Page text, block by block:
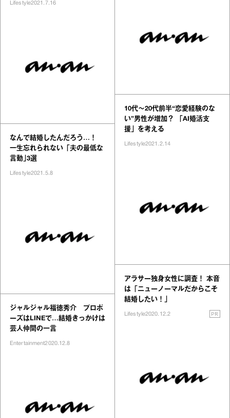
Lifestyle2021.7.16
なんで結婚したんだろう…！
一生忘れられない「夫の最低な
言動｣3選
Lifestyle2021.5.8
ジャルジャル福徳秀介 プロポ
ーズはLINEで…結婚きっかけは
芸人仲間の一言
Entertainment2020.12.8
10代～20代前半“恋愛経験のな
い”男性が増加？ 「AI婚活支
援」を考える
Lifestyle2021.2.14
アラサー独身女性に調査！ 本音
は「ニューノーマルだからこそ
結婚したい！」
Lifestyle2020.12.2 PR